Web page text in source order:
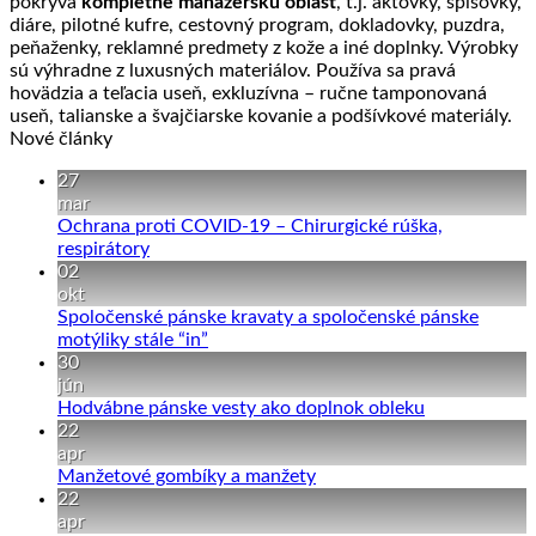
diáre, pilotné kufre, cestovný program, dokladovky, puzdra,
peňaženky, reklamné predmety z kože a iné doplnky. Výrobky
sú výhradne z luxusných materiálov. Používa sa pravá
hovädzia a teľacia useň, exkluzívna – ručne tamponovaná
useň, talianske a švajčiarske kovanie a podšívkové materiály.
Nové články
27
mar
Ochrana proti COVID-19 – Chirurgické rúška,
respirátoryŽiadne
Ochrana
proti
–
respirátory
02
okt
Spoločenské pánske kravaty a spoločenské pánske
motýliky stále “in”
Spoločenské
a
30
jún
Hodvábne pánske vesty ako doplnok obleku
22
apr
Manžetové gombíky a manžetyŽiadne
22
apr